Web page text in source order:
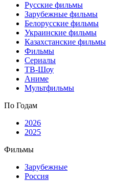
Русские фильмы
Зарубежные фильмы
Белорусские фильмы
Украинские фильмы
Казахстанские фильмы
Фильмы
Сериалы
ТВ-Шоу
Аниме
Мультфильмы
По Годам
2026
2025
Фильмы
Зарубежные
Россия